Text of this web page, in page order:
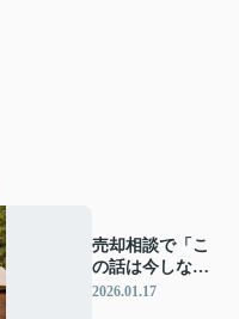
売却相談で「こ
の話は今しなく
ていい」と伝え
2026.01.17